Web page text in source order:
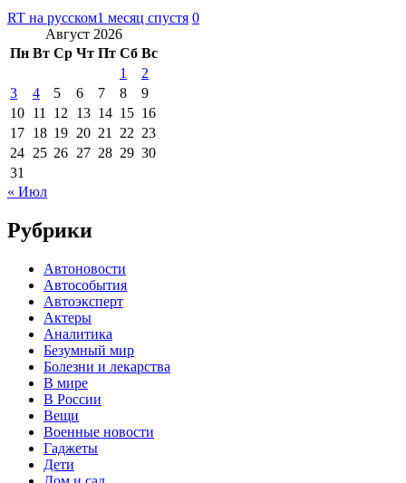
RT на русском1 месяц спустя 0
Август 2026
Пн Вт Ср Чт Пт Сб Вс
1
2
3
4 5 6 7 8
9
10 11 12 13 14 15 16
17 18 19 20 21 22 23
24 25 26 27 28 29 30
31
« Июл
Рубрики
Автоновости
Автособытия
Автоэксперт
Актеры
Аналитика
Безумный мир
Болезни и лекарства
В мире
В России
Вещи
Военные новости
Гаджеты
Дети